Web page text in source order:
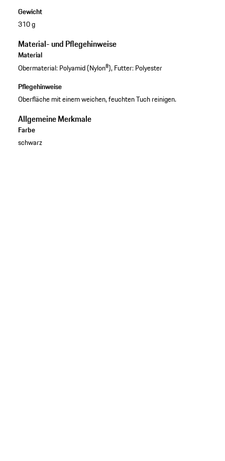
Gewicht
310 g
Material- und Pflegehinweise
Material
Obermaterial: Polyamid (Nylon®), Futter: Polyester
Pflegehinweise
Oberfläche mit einem weichen, feuchten Tuch reinigen.
Allgemeine Merkmale
Farbe
schwarz